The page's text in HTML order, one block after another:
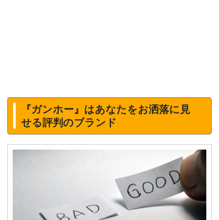
『ガンホー』はあなたをお洒落に見
せる評判のブランド